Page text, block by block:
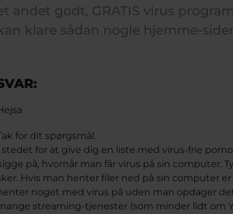
andet godt, GRATIS virus
klare sådan nogle hjemme-
for dit spørgsmål.
stedet for at give dig en liste med virus-frie
på, hvornår man får virus på sin computer.
Hvis man henter filer ned på sin computer
noget med virus på uden man opdager
streaming-tjenester (som minder lidt om